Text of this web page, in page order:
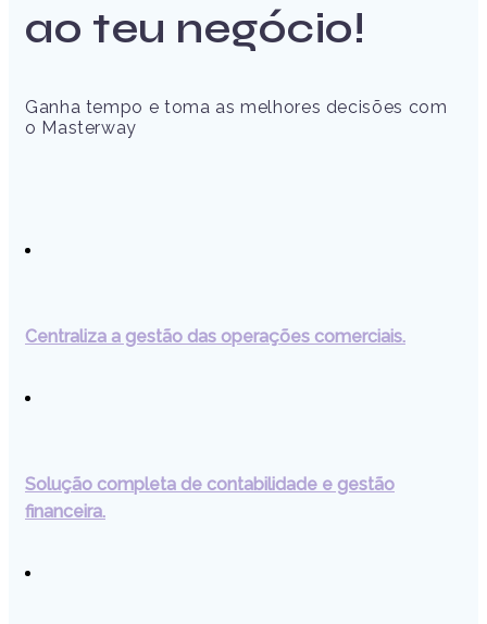
ao teu negócio!
Ganha tempo e toma as melhores decisões com
o Masterway
Centraliza a gestão das operações comerciais.
Solução completa de contabilidade e gestão
financeira.